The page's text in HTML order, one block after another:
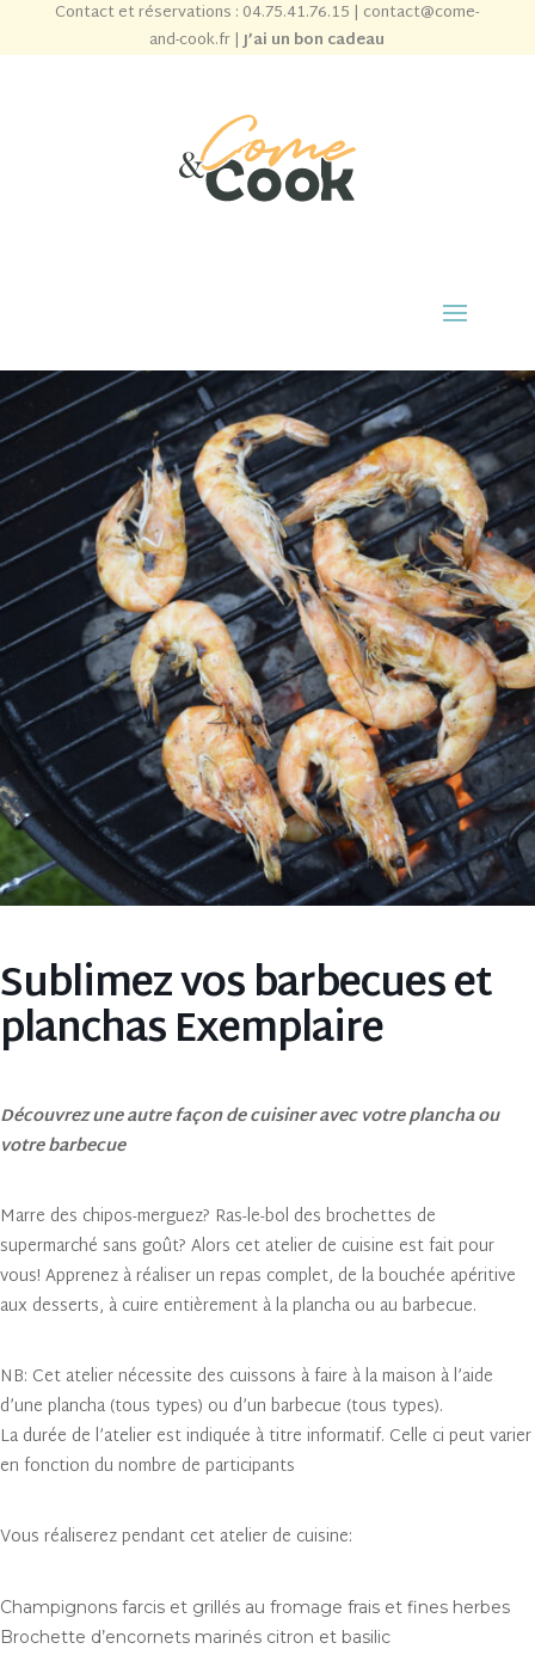
Contact et réservations : 04.75.41.76.15 | contact@come-
and-cook.fr|J’ai un bon cadeau
Sublimez vos barbecues et
planchas Exemplaire
Découvrez une autre façon de cuisiner avec votre plancha ou
votre barbecue
Marre des chipos-merguez? Ras-le-bol des brochettes de
supermarché sans goût? Alors cet atelier de cuisine est fait pour
vous! Apprenez à réaliser un repas complet, de la bouchée apéritive
aux desserts, à cuire entièrement à la plancha ou au barbecue.
NB: Cet atelier nécessite des cuissons à faire à la maison à l’aide
d’une plancha (tous types) ou d’un barbecue (tous types).
La durée de l’atelier est indiquée à titre informatif. Celle ci peut varier
en fonction du nombre de participants
Vous réaliserez pendant cet atelier de cuisine:
Champignons farcis et grillés au fromage frais et fines herbes
Brochette d’encornets marinés citron et basilic